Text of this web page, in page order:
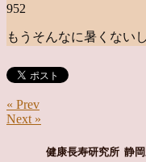
952
もうそんなに暑くないし
« Prev
Next »
健康長寿研究所 静